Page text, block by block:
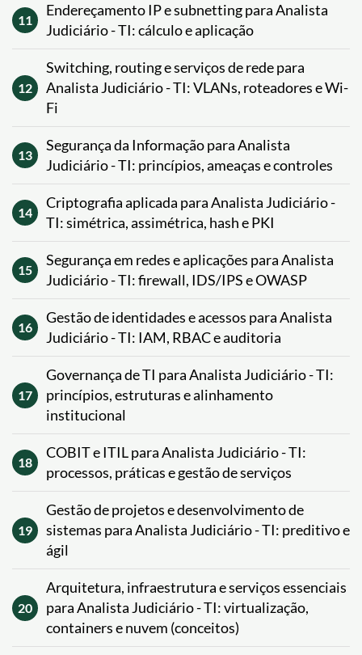
11
Endereçamento IP e subnetting para Analista
Judiciário - TI: cálculo e aplicação
12
Switching, routing e serviços de rede para
Analista Judiciário - TI: VLANs, roteadores e Wi-
Fi
13
Segurança da Informação para Analista
Judiciário - TI: princípios, ameaças e controles
14
Criptografia aplicada para Analista Judiciário -
TI: simétrica, assimétrica, hash e PKI
15
Segurança em redes e aplicações para Analista
Judiciário - TI: firewall, IDS/IPS e OWASP
16
Gestão de identidades e acessos para Analista
Judiciário - TI: IAM, RBAC e auditoria
17
Governança de TI para Analista Judiciário - TI:
princípios, estruturas e alinhamento
institucional
18
COBIT e ITIL para Analista Judiciário - TI:
processos, práticas e gestão de serviços
19
Gestão de projetos e desenvolvimento de
sistemas para Analista Judiciário - TI: preditivo e
ágil
20
Arquitetura, infraestrutura e serviços essenciais
para Analista Judiciário - TI: virtualização,
containers e nuvem (conceitos)